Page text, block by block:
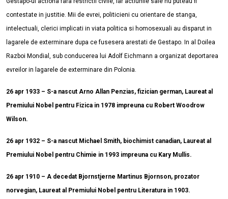
contestate in justitie. Mii de evrei, politicieni cu orientare de stanga,
intelectuali, clerici implicati in viata politica si homosexuali au disparut in
lagarele de exterminare dupa ce fusesera arestati de Gestapo. In al Doilea
Razboi Mondial, sub conducerea lui Adolf Eichmann a organizat deportarea
evreilor in lagarele de exterminare din Polonia.
26 apr 1933 – S-a nascut Arno Allan Penzias, fizician german, Laureat al
Premiului Nobel pentru Fizica in 1978 impreuna cu Robert Woodrow
Wilson.
26 apr 1932 – S-a nascut Michael Smith, biochimist canadian, Laureat al
Premiului Nobel pentru Chimie in 1993 impreuna cu Kary Mullis.
26 apr 1910 – A decedat Bjornstjerne Martinus Bjornson, prozator
norvegian, Laureat al Premiului Nobel pentru Literatura in 1903.